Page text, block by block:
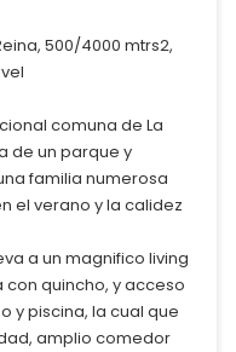
500/4000 mtrs2,
comuna de La
de un parque y
familia numerosa
el verano y la calidez
a un magnifico living
quincho, y acceso
y piscina, la cual que
amplio comedor